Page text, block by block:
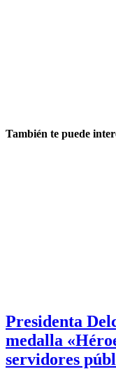
También te puede
Presidenta
medalla
servidores